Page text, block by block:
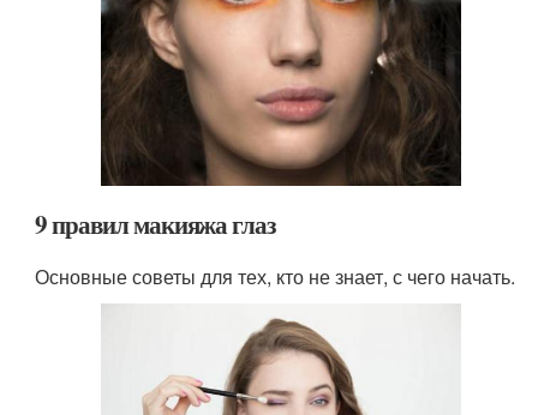
9 правил макияжа глаз
Основные советы для тех, кто не знает, с чего начать.